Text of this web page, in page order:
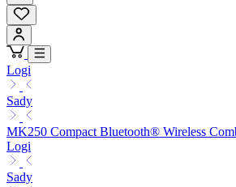
Logi
Sady
MK250 Compact Bluetooth® Wireless
Logi
Sady